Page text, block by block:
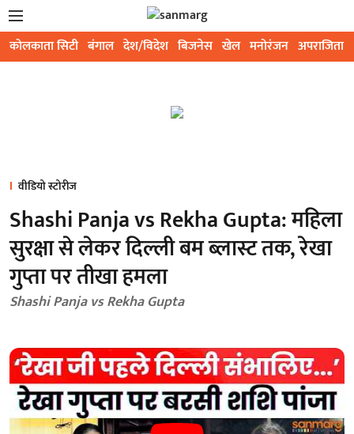
कोलकाता सिटी बंगाल देश/विदेश बिजनेस खेल मनोरंजन अपराजिता
वीडियो स्टोरीज
Shashi Panja vs Rekha Gupta: महिला
सुरक्षा से लेकर दिल्ली बम ब्लास्ट तक, रेखा
गुप्ता पर तीखा हमला
Shashi Panja vs Rekha Gupta